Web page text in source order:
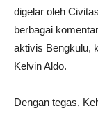
digelar oleh
berbagai
aktivis Bengkulu,
Kelvin Aldo.
Dengan tegas,